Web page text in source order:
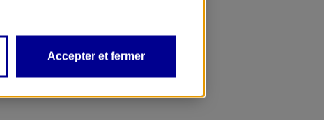
Accepter et fermer